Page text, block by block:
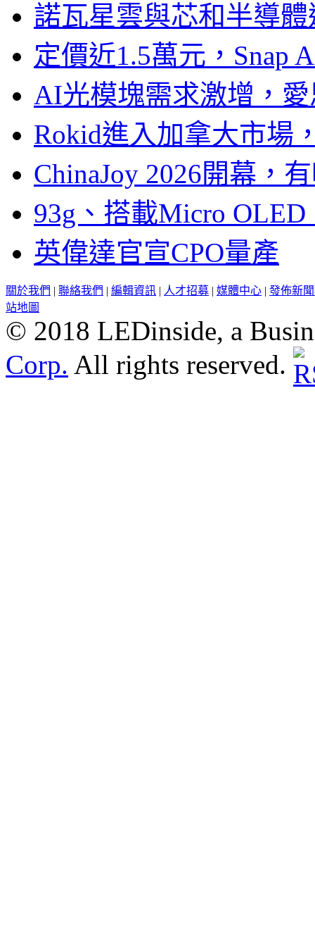
諾瓦星雲與芯和半導
定價近1.5萬元，Snap
AI光模塊需求激增，
Rokid進入加拿大市場
ChinaJoy 2026開幕，
93g、搭載Micro
英偉達官宣CPO量產
關於我們 | 聯絡我們 | 編輯資訊 | 人才招募 | 媒體中心 | 發佈新
站地圖
© 2018 LEDinside, a
Corp. All rights reserved.